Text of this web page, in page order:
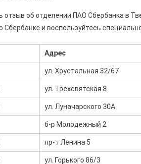
отзыв об отделении ПАО Сбербанка в
Сбербанке и воспользуйтесь
Адрес
ул. Хрустальная 32/67
ул. Трехсвятская 8
ул. Луначарского 30А
б-р Молодежный 2
пр-т Ленина 5
ул. Горького 86/3